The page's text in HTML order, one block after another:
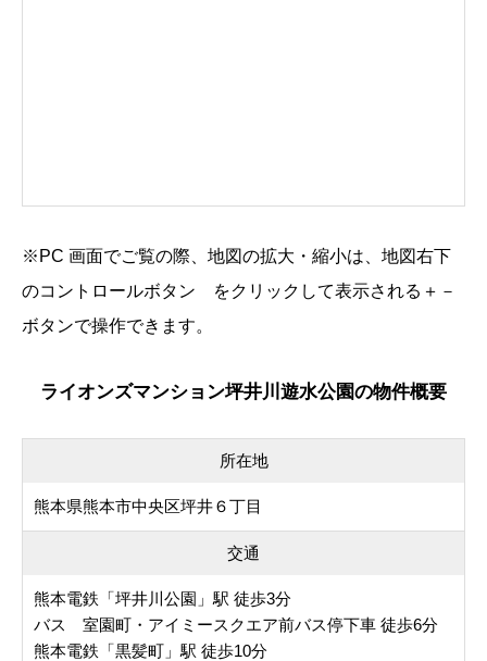
※PC 画面でご覧の際、地図の拡大・縮小は、地図右下
のコントロールボタン
をクリックして表示される ＋ －
ボタンで操作できます。
ライオンズマンション坪井川遊水公園の物件概要
所在地
熊本県熊本市中央区坪井６丁目
交通
熊本電鉄「坪井川公園」駅 徒歩3分
バス 室園町・アイミースクエア前バス停下車 徒歩6分
熊本電鉄「黒髪町」駅 徒歩10分